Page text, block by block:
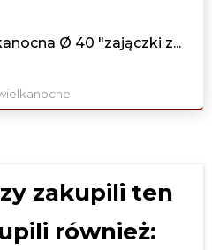
Ø 40 "zajączki z...
zakupili ten
również: